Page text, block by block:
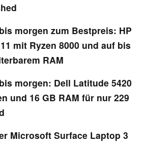
morgen zum Bestpreis: HP
mit Ryzen 8000 und auf bis
RAM
morgen: Dell Latitude 5420
und 16 GB RAM für nur 229
Microsoft Surface Laptop 3